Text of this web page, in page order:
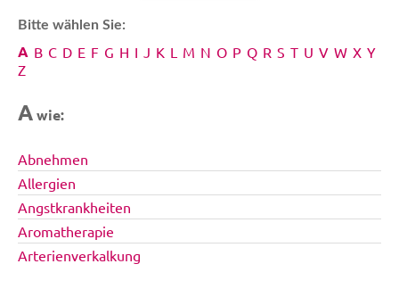
Bitte wählen Sie:
A B C D E F G H I J K L M N O P Q R S T U V W X Y
Z
Awie:
Abnehmen
Allergien
Angstkrankheiten
Aromatherapie
Arterienverkalkung